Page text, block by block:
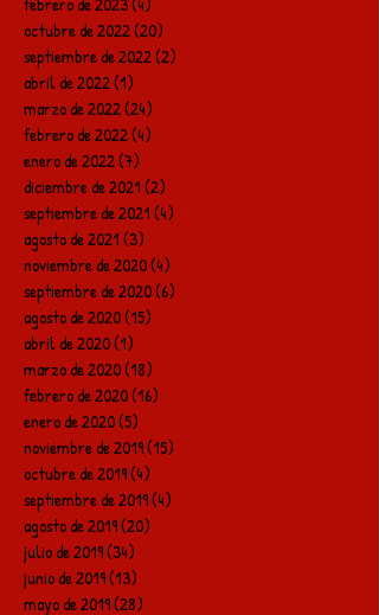
octubre de 2022(20)
septiembre de 2022(2)
abril de 2022(1)
marzo de 2022(24)
febrero de 2022(4)
enero de 2022(7)
diciembre de 2021(2)
septiembre de 2021(4)
agosto de 2021(3)
noviembre de 2020(4)
septiembre de 2020(6)
agosto de 2020(15)
abril de 2020(1)
marzo de 2020(18)
febrero de 2020(16)
enero de 2020(5)
noviembre de 2019(15)
octubre de 2019(4)
septiembre de 2019(4)
agosto de 2019(20)
julio de 2019(34)
junio de 2019(13)
mayo de 2019(28)